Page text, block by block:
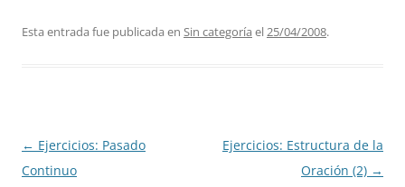
Esta entrada fue publicada en Sin categoría el25/04/2008.
Navegación
de
← Ejercicios: Pasado
Continuo
Ejercicios: Estructura de la
Oración (2) →